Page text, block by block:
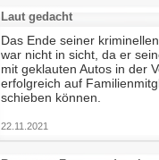
Laut gedacht
Das Ende seiner
war nicht in sicht, da er
mit geklauten Autos in der
erfolgreich auf
schieben können.
22.11.2021